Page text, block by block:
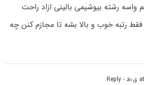
رشته بیوشیمی بالینی ازاد راحت
رتبه خوب و بالا بشه تا مجازم کنن چه
- Reply